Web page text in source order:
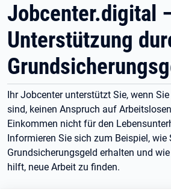
Jobcenter.digital
Unterstützung
Ihr Jobcenter unterstützt Sie, wenn
sind, keinen Anspruch auf
Einkommen nicht für den
Informieren Sie sich zum Beispiel, wie
Grundsicherungsgeld erhalten und
hilft, neue Arbeit zu finden.